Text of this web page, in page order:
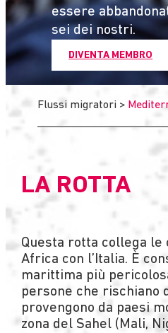
essere
sei dei nostri.
DIVENTA MEMBRO
Flussi migratori >
LA ROTTA
Questa rotta collega le
Africa con l’Italia. È
marittima più
persone che rischiano
provengono da paesi
zona del Sahel (Mali,